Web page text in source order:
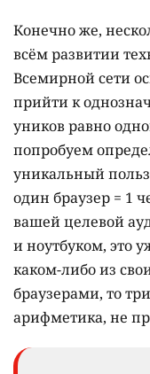
Конечно же,
всём развитии
Всемирной сети
прийти к
уников равно
попробуем
уникальный
один браузер = 1
вашей целевой
и ноутбуком, это
каком-либо из
браузерами, то
арифметика, не